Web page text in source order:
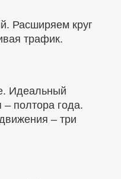
Расширяем круг
трафик.
Идеальный
– полтора года.
– три